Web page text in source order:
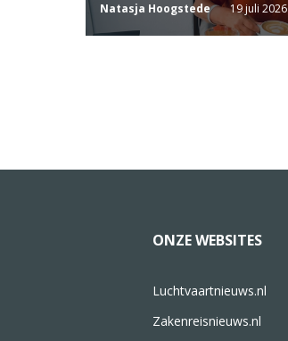
Natasja Hoogstede 19 juli 2026
ONZE WEBSITES
Luchtvaartnieuws.nl
Zakenreisnieuws.nl